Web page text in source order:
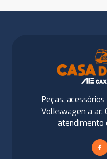
Peças,
Volkswagen a ar.
atendimento